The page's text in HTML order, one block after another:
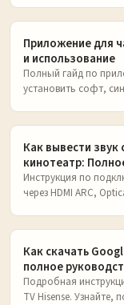
Приложение для
и использование
Полный гайд по
установить софт,
Как вывести
кинотеатр:
Инструкция по
через HDMI ARC,
Как скачать
полное
Подробная
TV Hisense. Узнайте,